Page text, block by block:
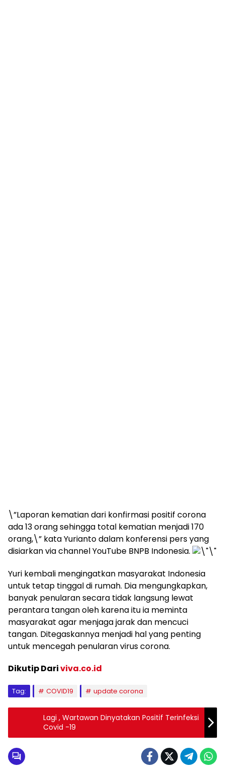
\”Laporan kematian dari konfirmasi positif corona
ada 13 orang sehingga total kematian menjadi 170
orang,\” kata Yurianto dalam konferensi pers yang
disiarkan via channel YouTube BNPB Indonesia.
Yuri kembali mengingatkan masyarakat Indonesia
untuk tetap tinggal di rumah. Dia mengungkapkan,
banyak penularan secara tidak langsung lewat
perantara tangan oleh karena itu ia meminta
masyarakat agar menjaga jarak dan mencuci
tangan. Ditegaskannya menjadi hal yang penting
untuk mencegah penularan virus corona.
Dikutip Dariviva.co.id
Tag: COVID19 update corona
Lagi , Wartawan Dinyatakan Positif Terinfeksi
Covid -19